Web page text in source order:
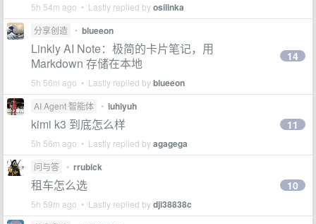
5h 54m ago • Lastly replied byosilinka
分享创造 • blueeon
Linkly AI Note：极简的卡片笔记，用
Markdown 存储在本地
5h 56m ago • Lastly replied byblueeon
14
AI Agent 智能体 • iuhiyuh
kimi k3 到底怎么样
5h 56m ago • Lastly replied byagagega
11
问与答 • rrubick
租车怎么选
5h 59m ago • Lastly replied bydji38838c
10